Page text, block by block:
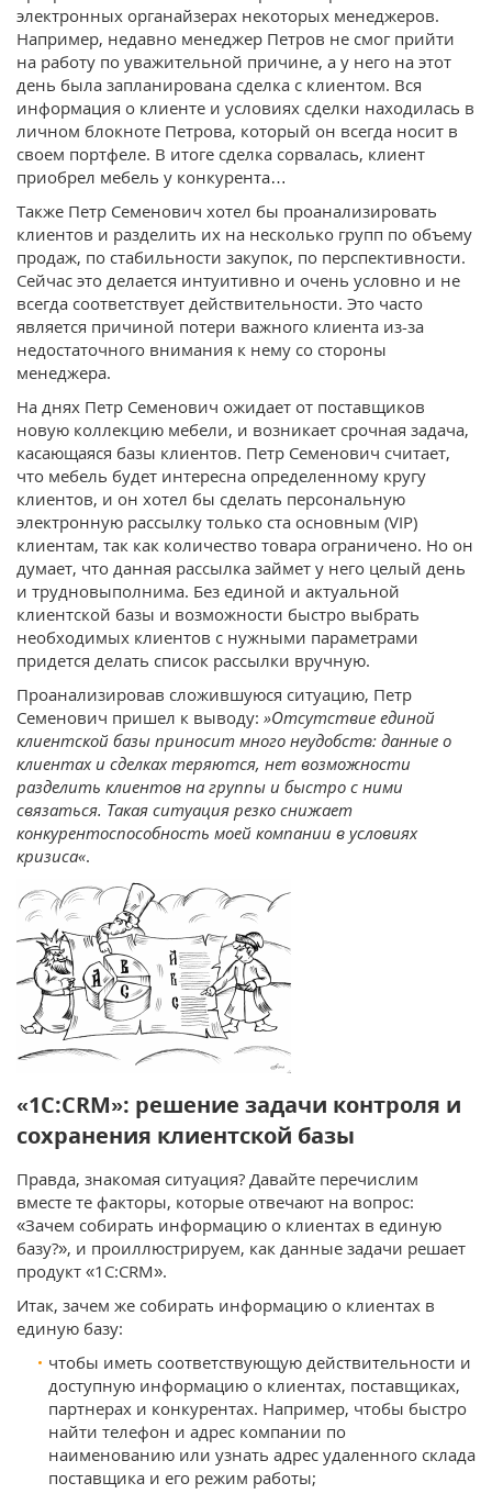
электронных органайзерах некоторых менеджеров.
Например, недавно менеджер Петров не смог прийти
на работу по уважительной причине, а у него на этот
день была запланирована сделка с клиентом. Вся
информация о клиенте и условиях сделки находилась в
личном блокноте Петрова, который он всегда носит в
своем портфеле. В итоге сделка сорвалась, клиент
приобрел мебель у конкурента…
Также Петр Семенович хотел бы проанализировать
клиентов и разделить их на несколько групп по объему
продаж, по стабильности закупок, по перспективности.
Сейчас это делается интуитивно и очень условно и не
всегда соответствует действительности. Это часто
является причиной потери важного клиента из-за
недостаточного внимания к нему со стороны
менеджера.
На днях Петр Семенович ожидает от поставщиков
новую коллекцию мебели, и возникает срочная задача,
касающаяся базы клиентов. Петр Семенович считает,
что мебель будет интересна определенному кругу
клиентов, и он хотел бы сделать персональную
электронную рассылку только ста основным (VIP)
клиентам, так как количество товара ограничено. Но он
думает, что данная рассылка займет у него целый день
и трудновыполнима. Без единой и актуальной
клиентской базы и возможности быстро выбрать
необходимых клиентов с нужными параметрами
придется делать список рассылки вручную.
Проанализировав сложившуюся ситуацию, Петр
Семенович пришел к выводу: »Отсутствие единой
клиентской базы приносит много неудобств: данные о
клиентах и сделках теряются, нет возможности
разделить клиентов на группы и быстро с ними
связаться. Такая ситуация резко снижает
конкурентоспособность моей компании в условиях
кризиса«.
«1С:CRM»: решение задачи контроля и
сохранения клиентской базы
Правда, знакомая ситуация? Давайте перечислим
вместе те факторы, которые отвечают на вопрос:
«Зачем собирать информацию о клиентах в единую
базу?», и проиллюстрируем, как данные задачи решает
продукт «1С:CRM».
Итак, зачем же собирать информацию о клиентах в
единую базу:
чтобы иметь соответствующую действительности и
доступную информацию о клиентах, поставщиках,
партнерах и конкурентах. Например, чтобы быстро
найти телефон и адрес компании по
наименованию или узнать адрес удаленного склада
поставщика и его режим работы;